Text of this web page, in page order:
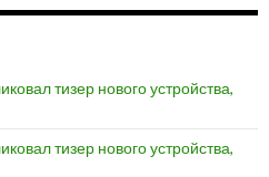
тизер нового устройства,
тизер нового устройства,